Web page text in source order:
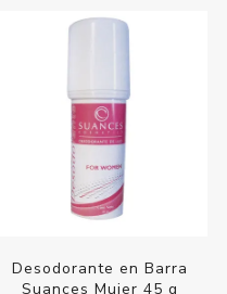
Desodorante en Barra
Suances Mujer 45 g